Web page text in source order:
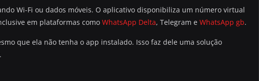
Wi-Fi ou dados móveis. O aplicativo disponibiliza um número virtual
em plataformas como WhatsApp Delta, Telegram e WhatsApp gb.
que ela não tenha o app instalado. Isso faz dele uma solução